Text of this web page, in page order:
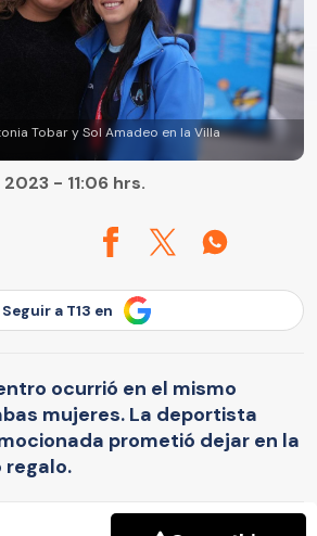
Tobar y Sol Amadeo en la Villa
- 11:06 hrs.
Seguir a T13 en
ocurrió en el mismo
mujeres. La deportista
prometió dejar en la
regalo.